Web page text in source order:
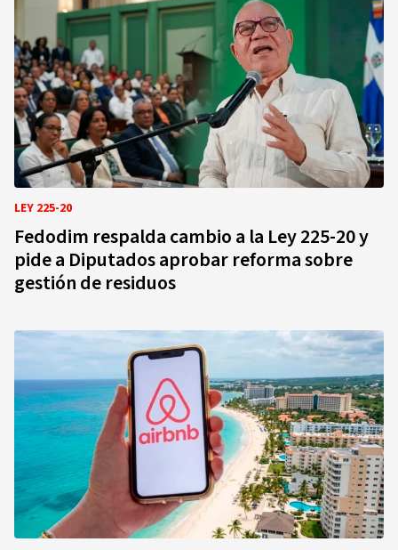
LEY 225-20
Fedodim respalda cambio a la Ley 225-20 y
pide a Diputados aprobar reforma sobre
gestión de residuos